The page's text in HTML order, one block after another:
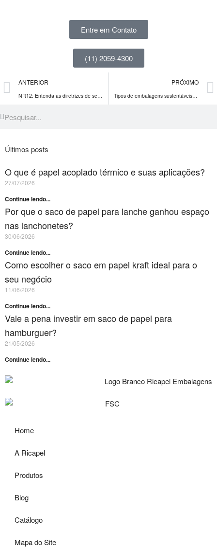
Entre em Contato
(11) 2059-4300
ANTERIOR
NR12: Entenda as diretrizes de segurança no trabalho em máquinas e equipamentos
PRÓXIMO
Tipos de embalagens sustentáveis: descubra seus benefícios e tendências para 2024
Últimos posts
O que é papel acoplado térmico e suas aplicações?
27/07/2026
Continue lendo...
Por que o saco de papel para lanche ganhou espaço
nas lanchonetes?
30/06/2026
Continue lendo...
Como escolher o saco em papel kraft ideal para o
seu negócio
11/06/2026
Continue lendo...
Vale a pena investir em saco de papel para
hamburguer?
21/05/2026
Continue lendo...
Home
A Ricapel
Produtos
Blog
Catálogo
Mapa do Site